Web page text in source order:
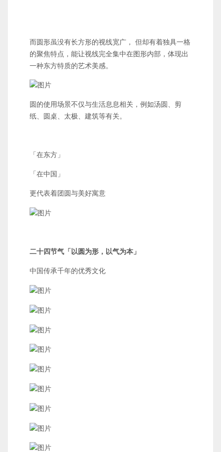
而圆形虽没有长方形的视线宽广， 但却有着独具一格
的聚焦特点，能让视线完全集中在图形内部，体现出
一种东方特质的艺术美感。
圆的使用场景不仅与生活息息相关，例如汤圆、剪
纸、圆桌、太极、建筑等有关。
「在东方」
「在中国」
更代表着团圆与美好寓意
二十四节气「以圆为形，以气为本」
中国传承千年的优秀文化